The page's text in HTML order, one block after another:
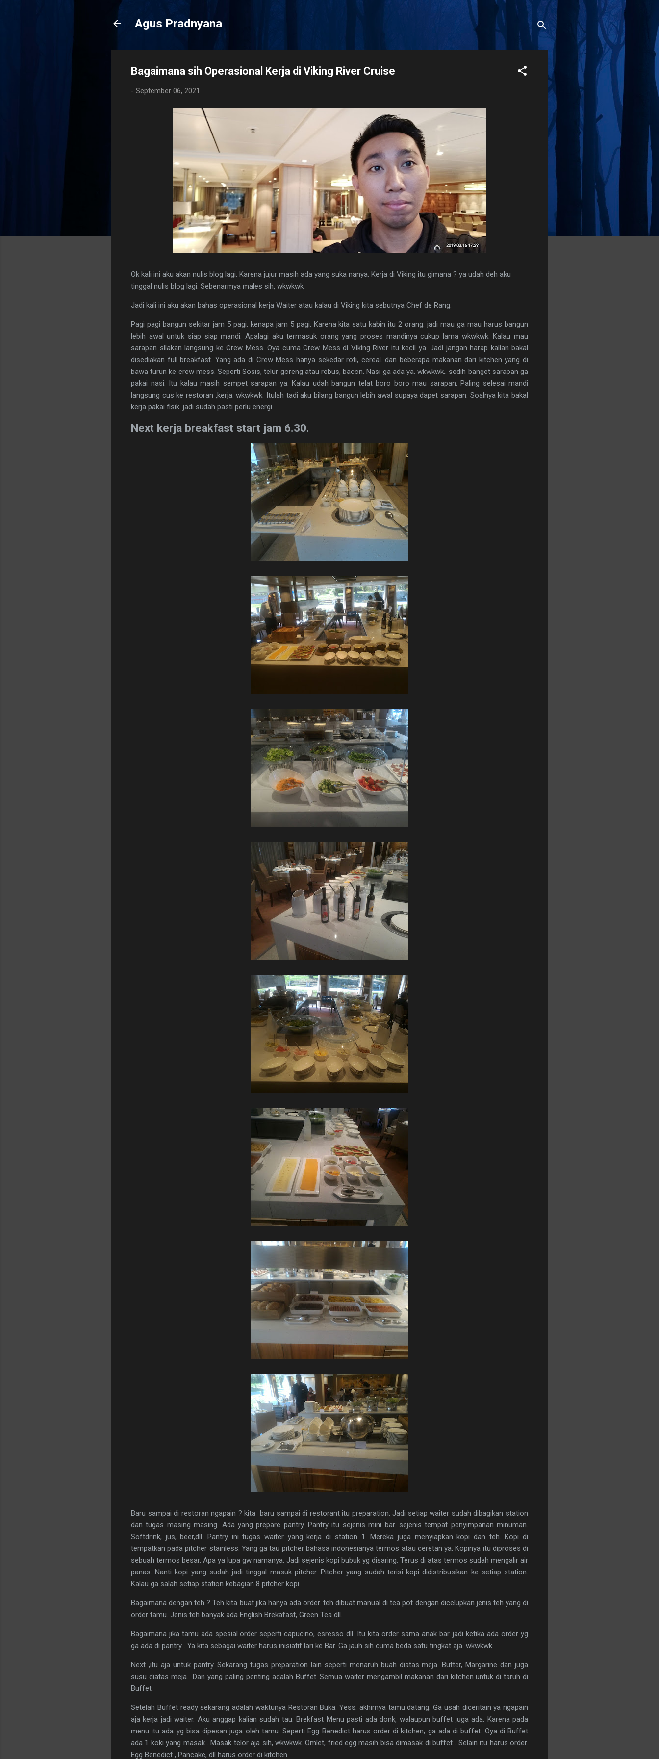
Agus Pradnyana
Bagaimana sih Operasional Kerja di Viking River Cruise
- September 06, 2021
Ok kali ini aku akan nulis blog lagi. Karena jujur masih ada yang suka nanya. Kerja di Viking itu gimana ? ya udah deh aku
tinggal nulis blog lagi. Sebenarmya males sih, wkwkwk.
Jadi kali ini aku akan bahas operasional kerja Waiter atau kalau di Viking kita sebutnya Chef de Rang.
Pagi pagi bangun sekitar jam 5 pagi. kenapa jam 5 pagi. Karena kita satu kabin itu 2 orang. jadi mau ga mau harus bangun
lebih awal untuk siap siap mandi. Apalagi aku termasuk orang yang proses mandinya cukup lama wkwkwk. Kalau mau
sarapan silakan langsung ke Crew Mess. Oya cuma Crew Mess di Viking River itu kecil ya. Jadi jangan harap kalian bakal
disediakan full breakfast. Yang ada di Crew Mess hanya sekedar roti, cereal. dan beberapa makanan dari kitchen yang di
bawa turun ke crew mess. Seperti Sosis, telur goreng atau rebus, bacon. Nasi ga ada ya. wkwkwk.. sedih banget sarapan ga
pakai nasi. Itu kalau masih sempet sarapan ya. Kalau udah bangun telat boro boro mau sarapan. Paling selesai mandi
langsung cus ke restoran ,kerja. wkwkwk. Itulah tadi aku bilang bangun lebih awal supaya dapet sarapan. Soalnya kita bakal
kerja pakai fisik. jadi sudah pasti perlu energi.
Next kerja breakfast start jam 6.30.
Baru sampai di restoran ngapain ? kita baru sampai di restorant itu preparation. Jadi setiap waiter sudah dibagikan station
dan tugas masing masing. Ada yang prepare pantry. Pantry itu sejenis mini bar. sejenis tempat penyimpanan minuman.
Softdrink, jus, beer,dll. Pantry ini tugas waiter yang kerja di station 1. Mereka juga menyiapkan kopi dan teh. Kopi di
tempatkan pada pitcher stainless. Yang ga tau pitcher bahasa indonesianya termos atau ceretan ya. Kopinya itu diproses di
sebuah termos besar. Apa ya lupa gw namanya. Jadi sejenis kopi bubuk yg disaring. Terus di atas termos sudah mengalir air
panas. Nanti kopi yang sudah jadi tinggal masuk pitcher. Pitcher yang sudah terisi kopi didistribusikan ke setiap station.
Kalau ga salah setiap station kebagian 8 pitcher kopi.
Bagaimana dengan teh ? Teh kita buat jika hanya ada order. teh dibuat manual di tea pot dengan dicelupkan jenis teh yang di
order tamu. Jenis teh banyak ada English Brekafast, Green Tea dll.
Bagaimana jika tamu ada spesial order seperti capucino, esresso dll. Itu kita order sama anak bar. jadi ketika ada order yg
ga ada di pantry . Ya kita sebagai waiter harus inisiatif lari ke Bar. Ga jauh sih cuma beda satu tingkat aja. wkwkwk.
Next ,itu aja untuk pantry. Sekarang tugas preparation lain seperti menaruh buah diatas meja. Butter, Margarine dan juga
susu diatas meja. Dan yang paling penting adalah Buffet. Semua waiter mengambil makanan dari kitchen untuk di taruh di
Buffet.
Setelah Buffet ready sekarang adalah waktunya Restoran Buka. Yess. akhirnya tamu datang. Ga usah diceritain ya ngapain
aja kerja jadi waiter. Aku anggap kalian sudah tau. Brekfast Menu pasti ada donk, walaupun buffet juga ada. Karena pada
menu itu ada yg bisa dipesan juga oleh tamu. Seperti Egg Benedict harus order di kitchen, ga ada di buffet. Oya di Buffet
ada 1 koki yang masak . Masak telor aja sih, wkwkwk. Omlet, fried egg masih bisa dimasak di buffet . Selain itu harus order.
Egg Benedict , Pancake, dll harus order di kitchen.